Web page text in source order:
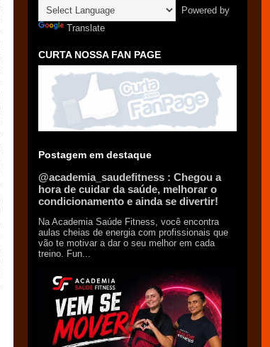
Powered by
Translate
CURTA NOSSA FAN PAGE
Postagem em destaque
@academia_saudefitness : Chegou a
hora de cuidar da saúde, melhorar o
condicionamento e ainda se divertir!
Na Academia Saúde Fitness, você encontra
aulas cheias de energia com profissionais que
vão te motivar a dar o seu melhor em cada
treino. Fun...